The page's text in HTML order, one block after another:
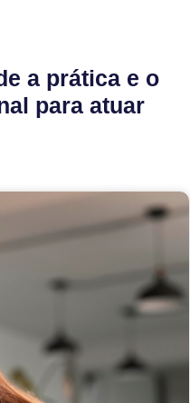
a prática e o
para atuar